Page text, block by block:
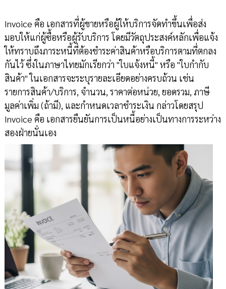
Invoice คือ เอกสารที่ผู้ขายหรือผู้ให้บริการจัดทำขึ้นเพื่อส่ง
มอบให้แก่ผู้ซื้อหรือผู้รับบริการ โดยมีวัตถุประสงค์หลักเพื่อแจ้ง
ให้ทราบถึงภาระหนี้ที่ต้องชำระค่าสินค้าหรือบริการตามที่ตกลง
กันไว้ ซึ่งในภาษาไทยมักเรียกว่า "ใบแจ้งหนี้" หรือ "ใบกำกับ
สินค้า" ในเอกสารจะระบุรายละเอียดอย่างครบถ้วน เช่น
รายการสินค้า/บริการ, จำนวน, ราคาต่อหน่วย, ยอดรวม, ภาษี
มูลค่าเพิ่ม (ถ้ามี), และกำหนดเวลาชำระเงิน กล่าวโดยสรุป
Invoice คือ เอกสารยืนยันการเป็นหนี้อย่างเป็นทางการระหว่าง
สองฝ่ายนั่นเอง